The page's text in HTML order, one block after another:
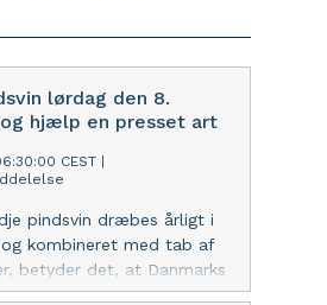
lørdag den 8.
hjælp en presset art
CEST
pindsvin dræbes årligt i
kombineret med tab af
betyder det, at Danmarks
er i tilbagegang.